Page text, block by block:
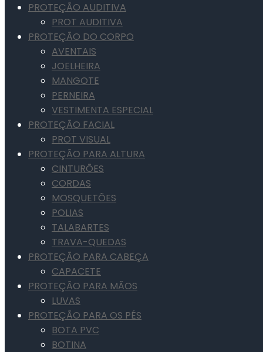
PROTEÇÃO AUDITIVA
PROT AUDITIVA
PROTEÇÃO DO CORPO
AVENTAIS
JOELHEIRA
MANGOTE
PERNEIRA
VESTIMENTA ESPECIAL
PROTEÇÃO FACIAL
PROT VISUAL
PROTEÇÃO PARA ALTURA
CINTURÕES
CORDAS
MOSQUETÕES
POLIAS
TALABARTES
TRAVA-QUEDAS
PROTEÇÃO PARA CABEÇA
CAPACETE
PROTEÇÃO PARA MÃOS
LUVAS
PROTEÇÃO PARA OS PÉS
BOTA PVC
BOTINA